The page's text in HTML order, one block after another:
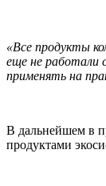
«Все продукты
еще не работали
применять на
В дальнейшем в
продуктами